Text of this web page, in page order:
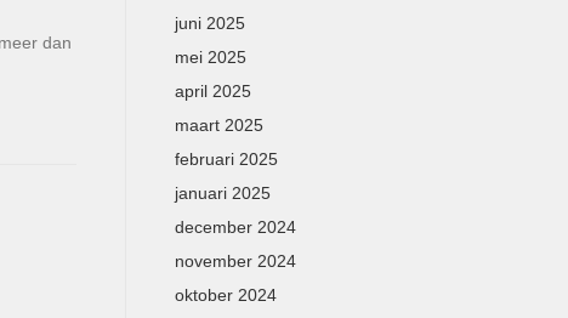
dan
juni 2025
mei 2025
april 2025
maart 2025
februari 2025
januari 2025
december 2024
november 2024
oktober 2024